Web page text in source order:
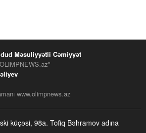
Məsuliyyətli Cəmiyyət
www.olimpnews.az
küçəsi, 98a. Tofiq Bəhramov adına